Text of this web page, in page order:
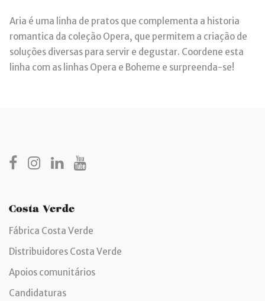
Aria é uma linha de pratos que complementa a historia
romantica da coleção Opera, que permitem a criação de
soluções diversas para servir e degustar. Coordene esta
linha com as linhas Opera e Boheme e surpreenda-se!
Costa Verde
Fábrica Costa Verde
Distribuidores Costa Verde
Apoios comunitários
Candidaturas